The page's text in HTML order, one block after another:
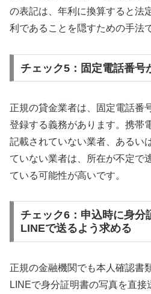
の表記は、年利に換算すると法
利であることを隠すための手法
チェック5：固定電話番号
正規の貸金業者は、固定電話番
登録する義務があります。携帯
記載されていない業者、あるい
ていない業者は、所在が不定で
ている可能性が高いです。
チェック6：申込時に身分
LINEで送るよう求める
正規の金融機関でも本人確認書
LINEで身分証明書の写真を直接